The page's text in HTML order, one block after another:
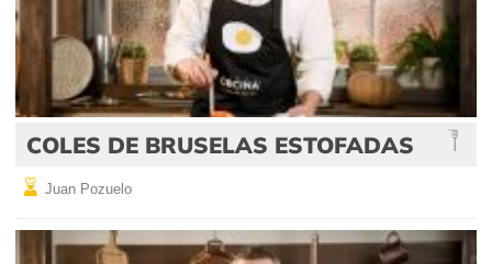
COLES DE BRUSELAS ESTOFADAS
Juan Pozuelo